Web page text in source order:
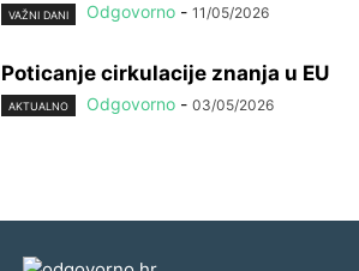
VAŽNI DANI Odgovorno - 11/05/2026
Poticanje cirkulacije znanja u EU
AKTUALNO Odgovorno - 03/05/2026